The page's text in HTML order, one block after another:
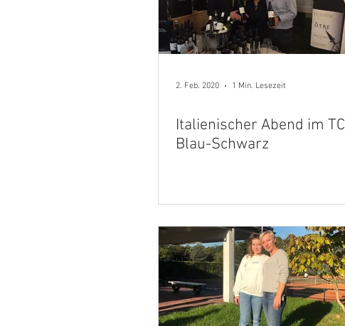
2. Feb. 2020 1 Min. Lesezeit
Italienischer Abend im TC
Blau-Schwarz